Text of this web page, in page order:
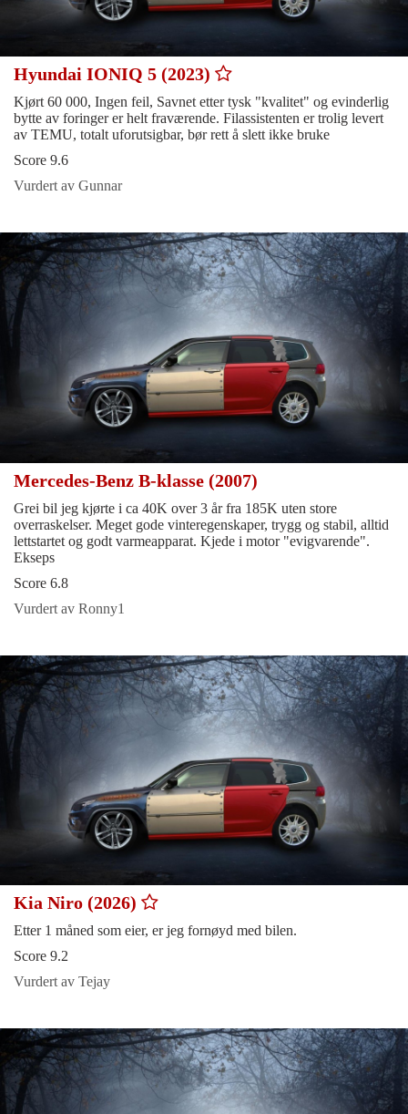
Hyundai IONIQ 5 (2023)
Kjørt 60 000, Ingen feil, Savnet etter tysk "kvalitet" og evinderlig
bytte av foringer er helt fraværende. Filassistenten er trolig levert
av TEMU, totalt uforutsigbar, bør rett å slett ikke bruke
Score 9.6
Vurdert av Gunnar
Mercedes-Benz B-klasse (2007)
Grei bil jeg kjørte i ca 40K over 3 år fra 185K uten store
overraskelser. Meget gode vinteregenskaper, trygg og stabil, alltid
lettstartet og godt varmeapparat. Kjede i motor "evigvarende".
Ekseps
Score 6.8
Vurdert av Ronny1
Kia Niro (2026)
Etter 1 måned som eier, er jeg fornøyd med bilen.
Score 9.2
Vurdert av Tejay